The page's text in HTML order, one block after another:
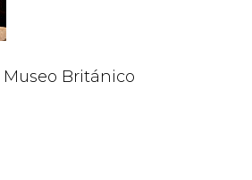
Británico